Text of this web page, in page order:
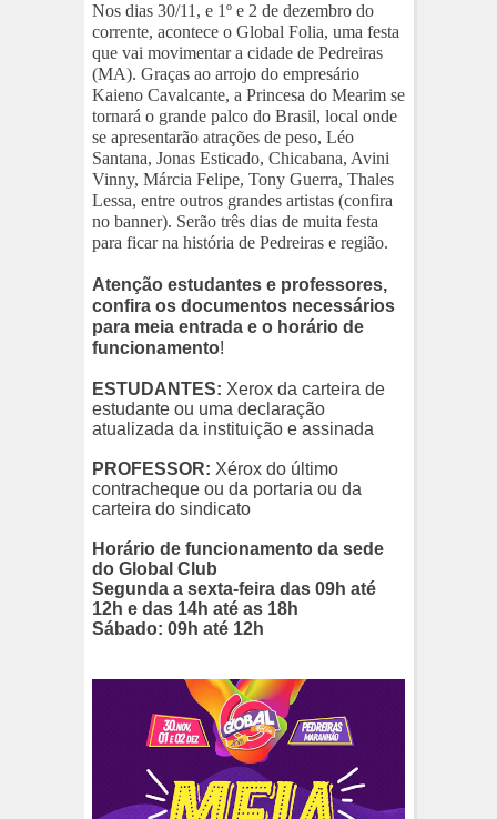
Nos dias 30/11, e 1º e 2 de dezembro do
corrente, acontece o Global Folia, uma festa
que vai movimentar a cidade de Pedreiras
(MA). Graças ao arrojo do empresário
Kaieno Cavalcante, a Princesa do Mearim se
tornará o grande palco do Brasil, local onde
se apresentarão atrações de peso, Léo
Santana, Jonas Esticado, Chicabana, Avini
Vinny, Márcia Felipe, Tony Guerra, Thales
Lessa, entre outros grandes artistas (confira
no banner). Serão três dias de muita festa
para ficar na história de Pedreiras e região.
Atenção estudantes e professores,
confira os documentos necessários
para meia entrada e o horário de
funcionamento!
ESTUDANTES: Xerox da carteira de
estudante ou uma declaração
atualizada da instituição e assinada
PROFESSOR: Xérox do último
contracheque ou da portaria ou da
carteira do sindicato
Horário de funcionamento da sede
do Global Club
Segunda a sexta-feira das 09h até
12h e das 14h até as 18h
Sábado: 09h até 12h